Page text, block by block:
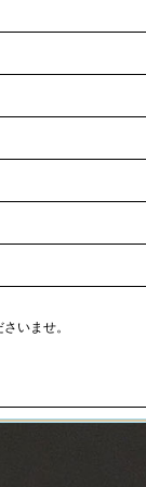
いませ。